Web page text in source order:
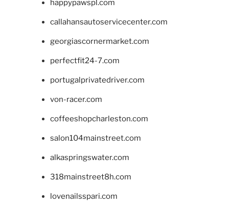
happypawspl.com
callahansautoservicecenter.com
georgiascornermarket.com
perfectfit24-7.com
portugalprivatedriver.com
von-racer.com
coffeeshopcharleston.com
salon104mainstreet.com
alkaspringswater.com
318mainstreet8h.com
lovenailsspari.com